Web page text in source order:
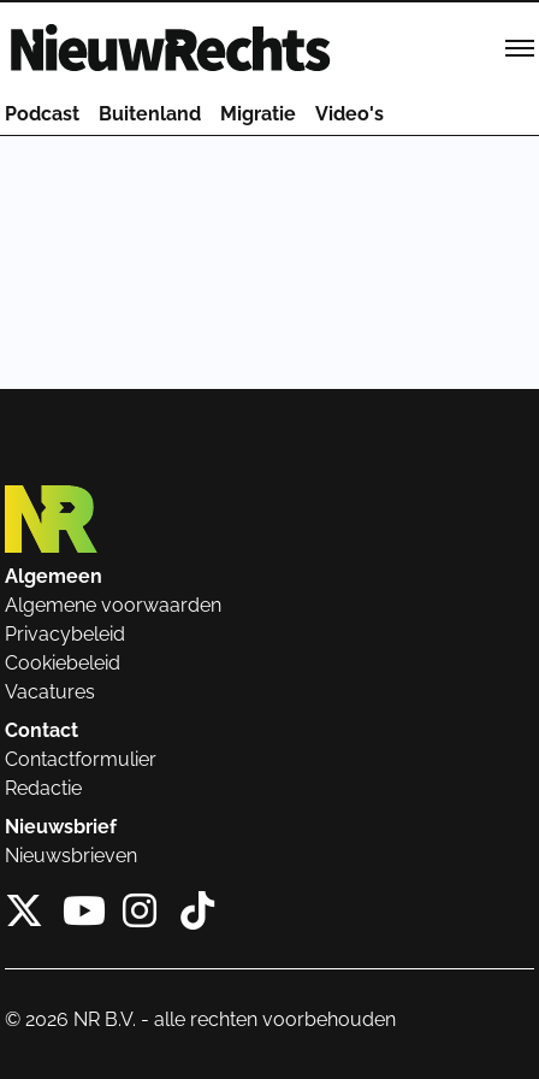
Homepage van NieuwRechts
Podcast Buitenland Migratie Video's
Algemeen
Algemene voorwaarden
Privacybeleid
Cookiebeleid
Vacatures
Contact
Contactformulier
Redactie
Nieuwsbrief
Nieuwsbrieven
X van NieuwRechts
Instagram van
Tiktok van
© 2026 NR B.V. - alle rechten voorbehouden